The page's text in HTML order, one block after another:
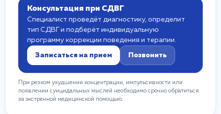
Консультация при СДВГ
Специалист проведёт диагностику, определит
тип СДВГ и подберёт индивидуальную
программу коррекции поведения и терапии.
Записаться на прием Позвонить
При резком ухудшении концентрации, импульсивности или
появлении суицидальных мыслей необходимо срочно обратиться
за экстренной медицинской помощью.